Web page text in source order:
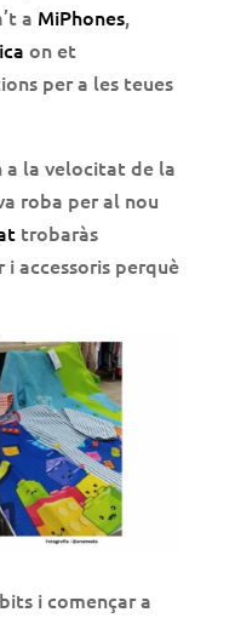
a MiPhones,
on et
per a les teues
a la velocitat de la
roba per al nou
trobaràs
accessoris perquè
i començar a